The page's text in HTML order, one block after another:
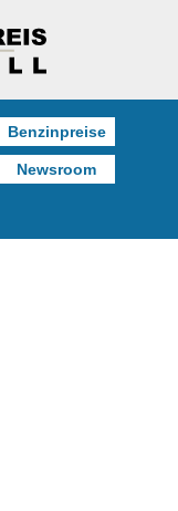
Benzinpreise
Newsroom